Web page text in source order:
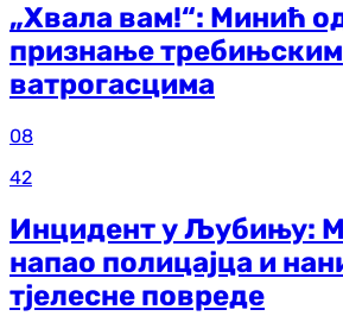
„Хвала вам!“: Минић
признање требињским
ватрогасцима
08
42
Инцидент у Љубињу:
напао полицајца и
тјелесне повреде